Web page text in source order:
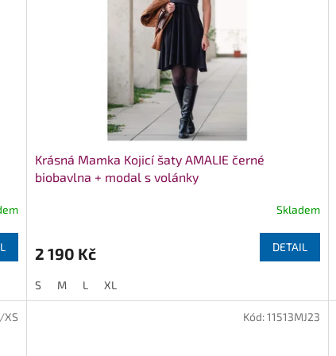
Krásná Mamka Kojicí šaty AMALIE černé
biobavlna + modal s volánky
Skladem
2 190 Kč DETAIL
S M L XL
XS Kód:11513MJ23